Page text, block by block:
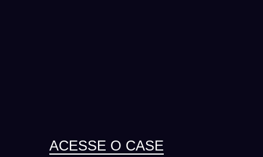
ACESSE O CASE